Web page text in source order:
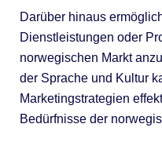
Darüber hinaus
Dienstleistungen oder
norwegischen Markt
der Sprache und Kultur
Marketingstrategien
Bedürfnisse der